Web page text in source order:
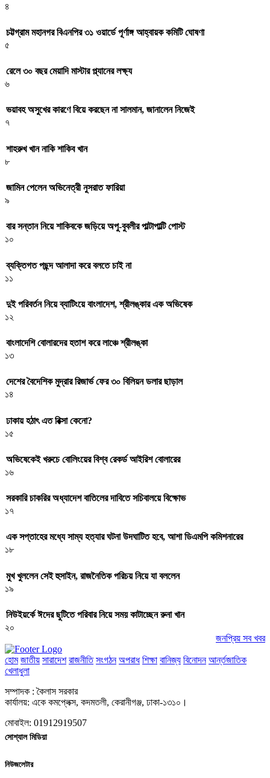
৪
চট্টগ্রাম মহানগর বিএনপির ৩১ ওয়ার্ডে পূর্ণাঙ্গ আহ্বায়ক কমিটি ঘোষণা
৫
রেলে ৩০ বছর মেয়াদি মাস্টার প্ল্যানের লক্ষ্য
৬
ভয়াবহ অসুখের কারণে বিয়ে করছেন না সালমান, জানালেন নিজেই
৭
শাহরুখ খান নাকি শাকিব খান
৮
জামিন পেলেন অভিনেত্রী নুসরাত ফারিয়া
৯
বার সন্তান নিয়ে শাকিবকে জড়িয়ে অপু-বুবলীর পাল্টাপাল্টি পোস্ট
১০
ব্যক্তিগত পছন্দ আলাদা করে বলতে চাই না
১১
দুই পরিবর্তন নিয়ে ব্যাটিংয়ে বাংলাদেশ, শ্রীলঙ্কার এক অভিষেক
১২
বাংলাদেশি বোলারদের হতাশ করে লাঞ্চে শ্রীলঙ্কা
১৩
দেশের বৈদেশিক মুদ্রার রিজার্ভ ফের ৩০ বিলিয়ন ডলার ছাড়াল
১৪
ঢাকায় হঠাৎ এত রিক্সা কেনো?
১৫
অভিষেকেই খরুচে বোলিংয়ের বিশ্ব রেকর্ড আইরিশ বোলারের
১৬
সরকারি চাকরির অধ্যাদেশ বাতিলের দাবিতে সচিবালয়ে বিক্ষোভ
১৭
এক সপ্তাহের মধ্যে সাম্য হত্যার ঘটনা উদঘাটিত হবে, আশা ডিএমপি কমিশনারের
১৮
মুখ খুললেন সেই হুসাইন, রাজনৈতিক পরিচয় নিয়ে যা বললেন
১৯
নিউইয়র্কে ঈদের ছুটিতে পরিবার নিয়ে সময় কাটাচ্ছেন রুনা খান
২০
জনপ্রিয় সব খবর
হোম জাতীয় সারাদেশ রাজনীতি সংগঠন অপরাধ শিক্ষা বানিজ্য বিনোদন আর্ন্তজাতিক
খেলাধুলা
সম্পাদক : কৈলাস সরকার
কার্যালয়: একে কমপ্লেক্স, কদমতলী, কেরানীগঞ্জ, ঢাকা-১৩১০।
মোবাইল: 01912919507
সোশ্যাল মিডিয়া
নিউজলেটার